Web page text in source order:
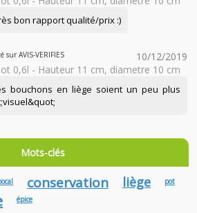
bon rapport qualité/prix :)
sur AVIS-VERIFIES
10/12/2019
0,6l - Hauteur 11 cm, diametre 10 cm
bouchons en liège soient un peu plus
Mots-clés
conservation liège pot
épice